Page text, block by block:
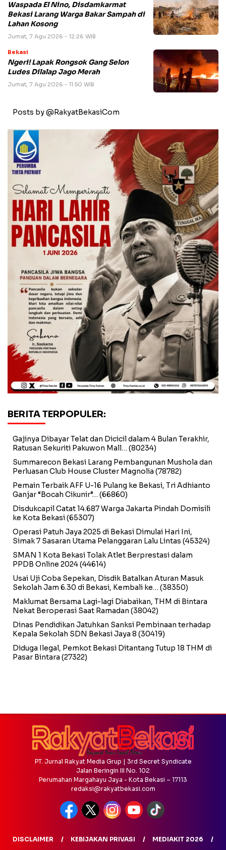
Waspada El Nino, Disdamkarmat
Bekasi Larang Warga Bakar Sampah di
Lahan Kosong
Jumat, 7 Agu 2026 - 12:26 WIB
Bekasi
Ngeri! Lapak Rongsok Gang Selon
Ludes Dilalap Jago Merah
Jumat, 7 Agu 2026 - 11:50 WIB
Posts by @RakyatBekasiCom
BERITA TERPOPULER:
Gajinya Dibayar Telat dan Dicicil dalam 4 Bulan Terakhir,
Ratusan Sekuriti Pakuwon Mall… (80234)
Summarecon Bekasi Larang Pembangunan Mushola dan
Perluasan Club House Cluster Magnolia (78782)
Pemain Terbaik AFF U-16 Pulang ke Bekasi, Tri Adhianto
Ganjar “Bocah Cikunir”… (66860)
Disdukcapil Catat 14.687 Warga Jakarta Pindah Domisili
ke Kota Bekasi(65307)
Operasi Patuh Jaya 2025 di Bekasi Dimulai Hari Ini,
Simak 7 Sasaran Utama Pelanggaran Lalu Lintas (45324)
SMAN 1 Kota Bekasi Tolak Atlet Berprestasi dalam
PPDB Online 2024(44614)
Usai Uji Coba Sepekan, Disdik Batalkan Aturan Masuk
Sekolah Jam 6.30 di Bekasi, Kembali ke… (38350)
Maklumat Bersama Lagi-lagi Diabaikan, THM di Bintara
Nekat Beroperasi Saat Ramadan (38042)
Dinas Pendidikan Jatuhkan Sanksi Pembinaan terhadap
Kepala Sekolah SDN Bekasi Jaya 8 (30419)
Diduga Ilegal, Pemkot Bekasi Ditantang Tutup 18 THM di
Pasar Bintara (27322)
PT. Jurnal Rakyat Media Grup | 3rd Secret Syndicate
Jalan Beringin III No. 102
Perumahan Margahayu Jaya - Kota Bekasi – 17113
redaksi@rakyatbekasi.com
DISCLAIMER KEBIJAKAN PRIVASI
MEDIAKIT 2026